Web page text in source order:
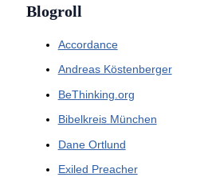
Blogroll
Accordance
Andreas Köstenberger
BeThinking.org
Bibelkreis München
Dane Ortlund
Exiled Preacher